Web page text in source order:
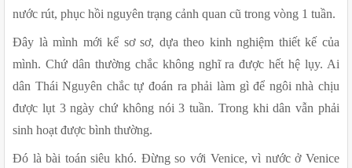
nước rút, phục hồi nguyên trạng cảnh quan cũ trong vòng 1 tuần.
Đây là mình mới kể sơ sơ, dựa theo kinh nghiệm thiết kế của
mình. Chứ dân thường chắc không nghĩ ra được hết hệ lụy. Ai
dân Thái Nguyên chắc tự đoán ra phải làm gì để ngôi nhà chịu
được lụt 3 ngày chứ không nói 3 tuần. Trong khi dân vẫn phải
sinh hoạt được bình thường.
Đó là bài toán siêu khó. Đừng so với Venice, vì nước ở Venice